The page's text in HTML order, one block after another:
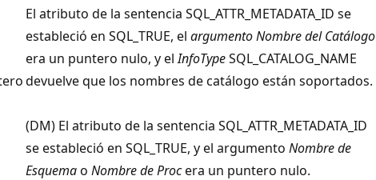
El atributo de la sentencia SQL_ATTR_METADATA_ID se
estableció en SQL_TRUE, el argumento Nombre del Catálogo
era un puntero nulo, y elInfoTypeSQL_CATALOG_NAME
devuelve que los nombres de catálogo están soportados.
(DM) El atributo de la sentencia SQL_ATTR_METADATA_ID
se estableció en SQL_TRUE, y el argumento Nombre de
Esquemao Nombre de Procera un puntero nulo.